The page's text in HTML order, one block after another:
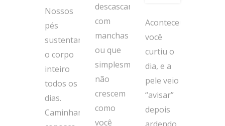
Nossos
pés
sustentam
o corpo
inteiro
todos os
dias.
Caminham
descascando,
com
manchas
ou que
simplesmente
não
crescem
como
você
Aconteceu:
você
curtiu o
dia, e a
pele veio
“avisar”
depois